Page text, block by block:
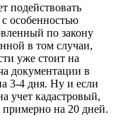
подействовать
особенностью
по закону
в том случаи,
уже стоит на
документации в
3-4 дня. Ну и если
учет кадастровый,
примерно на 20 дней.